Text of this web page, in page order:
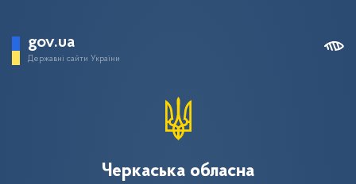
gov.ua
Державні сайти України
Черкаська обласна